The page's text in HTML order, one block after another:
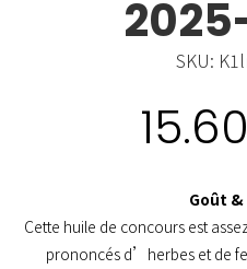
SKU:
Goût
Cette huile de concours est
prononcés d’herbes et de